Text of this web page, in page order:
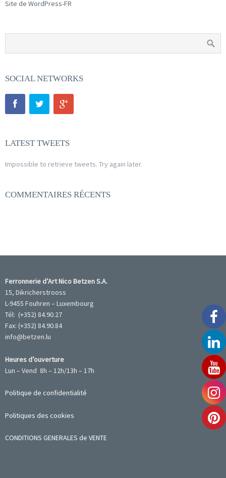
Site de WordPress-FR
SOCIAL NETWORKS
LATEST TWEETS
Impossible to retrieve tweets. Try again later.
COMMENTAIRES RÉCENTS
Ferronnerie d’Art Nico Betzen S.A.
15, Dikricherstrooss
L-9455 Fouhren – Luxembourg
Tél: (+352) 84.90.27
Fax: (+352) 84.90.84
info@betzen.lu
Heures d’ouverture
Lun – Vend 8h – 12h/13h – 17h
Politique de confidentialité
Politiques des cookies
CONDITIONS GENERALES de VENTE